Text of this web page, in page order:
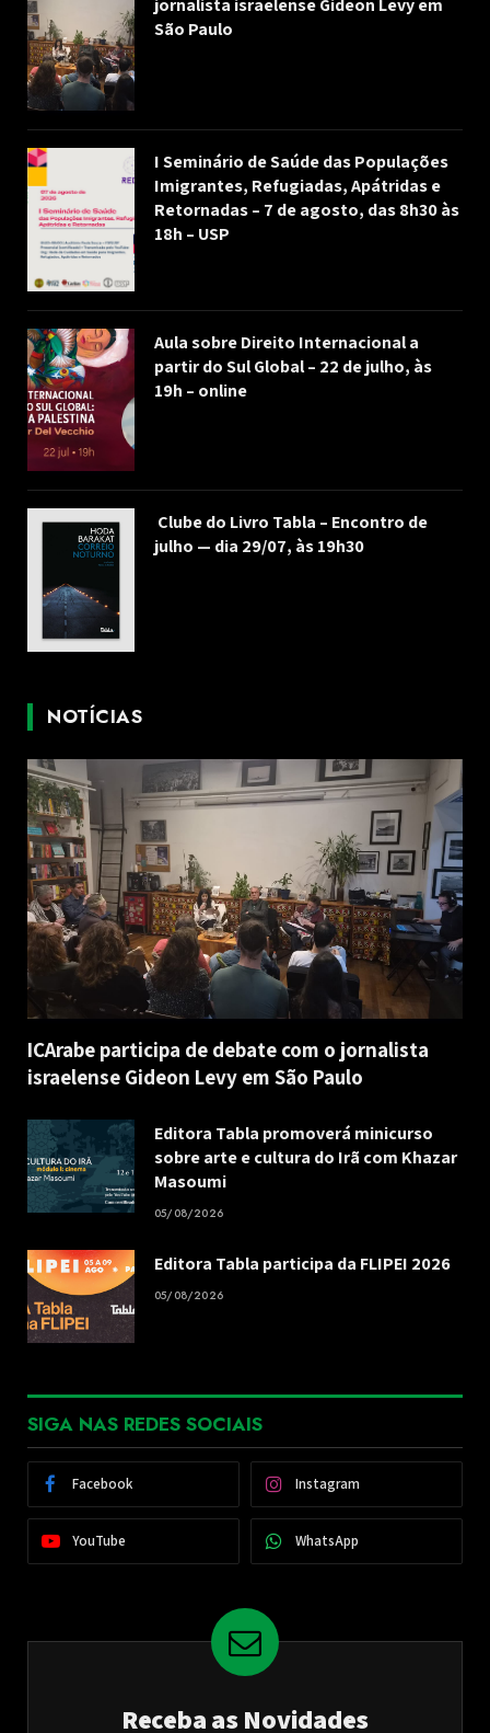
jornalista israelense Gideon Levy em
São Paulo
I Seminário de Saúde das Populações
Imigrantes, Refugiadas, Apátridas e
Retornadas – 7 de agosto, das 8h30 às
18h – USP
Aula sobre Direito Internacional a
partir do Sul Global – 22 de julho, às
19h – online
Clube do Livro Tabla – Encontro de
julho — dia 29/07, às 19h30
NOTÍCIAS
ICArabe participa de debate com o jornalista
israelense Gideon Levy em São Paulo
Editora Tabla promoverá minicurso
sobre arte e cultura do Irã com Khazar
Masoumi
05/08/2026
Editora Tabla participa da FLIPEI 2026
05/08/2026
SIGA NAS REDES SOCIAIS
Facebook Instagram
YouTube WhatsApp
Receba as Novidades